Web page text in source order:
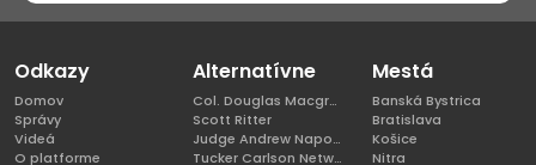
Odkazy
Domov
Správy
Videá
O platforme
Alternatívne
Col. Douglas Macgregor, Ph.D
Scott Ritter
Judge Andrew Napolitano
Tucker Carlson Network
Mestá
Banská Bystrica
Bratislava
Košice
Nitra